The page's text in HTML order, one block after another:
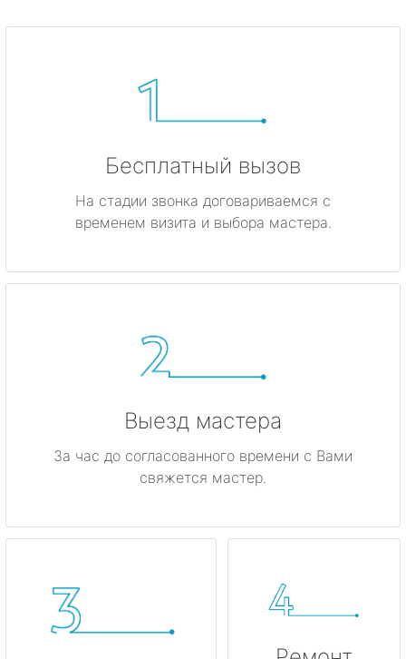
Бесплатный вызов
На стадии звонка договариваемся с
временем визита и выбора мастера.
Выезд мастера
За час до согласованного времени с Вами
свяжется мастер.